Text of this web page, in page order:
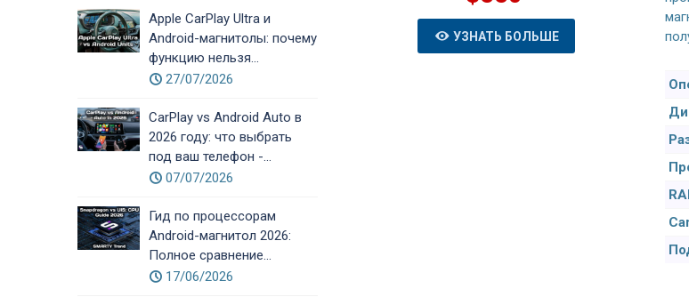
Apple CarPlay Ultra и
Android-магнитолы: почему
функцию нельзя...
27/07/2026
CarPlay vs Android Auto в
2026 году: что выбрать
под ваш телефон -...
07/07/2026
Гид по процессорам
Android-магнитол 2026:
Полное сравнение...
17/06/2026
УЗНАТЬ БОЛЬШЕ